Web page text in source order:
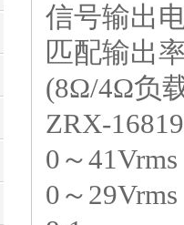
信号输出
匹配输出
(8Ω/4Ω负
ZRX-
0～41Vrms
0～29Vrms